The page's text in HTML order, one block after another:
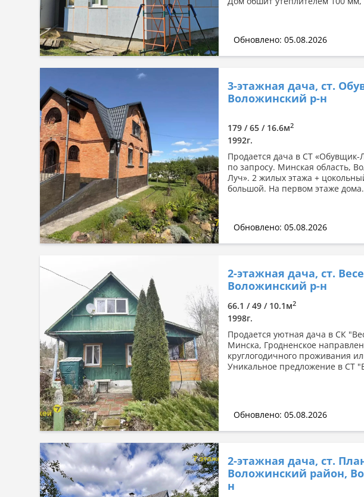
Обновлено: 05.08.2026
3-этажная дача, ст.
Воложинский р-н
179 / 65 / 16.6м2
1992г.
Продается дача в СТ
по запросу. Минская область,
Луч». 2 жилых этажа +
большой. На первом этаже
Обновлено: 05.08.2026
2-этажная дача, ст.
Воложинский р-н
66.1 / 49 / 10.1м2
1998г.
Продается уютная дача в СК
Минска, Гродненское
круглогодичного проживания
Уникальное предложение в СТ
Обновлено: 05.08.2026
2-этажная дача, ст.
Воложинский район,
н